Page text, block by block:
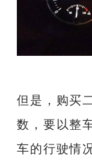
但是，购买
数，要以整
车的行驶情